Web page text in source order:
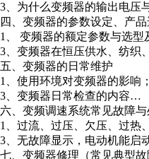
3、为什么变频器的输出电压
四、变频器的参数设定、产
1、 变频器的额定参数与选型
3、变频器在恒压供水、纺织
五、变频器的日常维护
1、使用环境对变频器的影响
3、变频器日常检查的内容…
六、变频调速系统常见故障
1、过流、过压、欠压、过热
3、无故障显示，电动机能启
七、变频器修理（常见典型